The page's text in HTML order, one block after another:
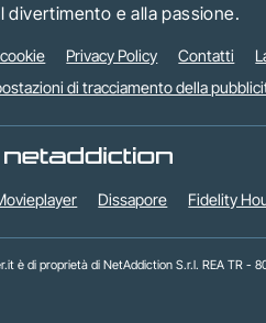
divertimento e alla passione.
Privacy Policy Contatti
di tracciamento della
Dissapore Fidelity
è di proprietà di NetAddiction S.r.l. REA TR -